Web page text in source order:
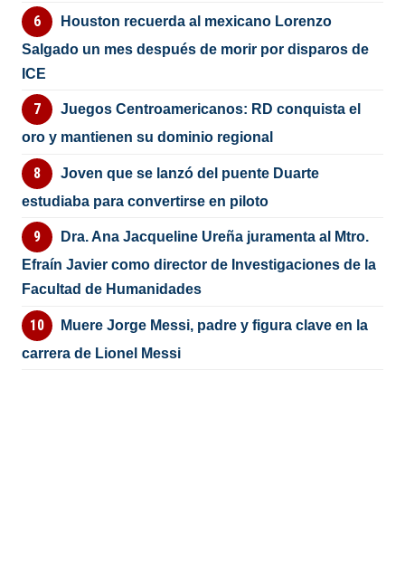
Houston recuerda al mexicano Lorenzo
Salgado un mes después de morir por disparos de
ICE
Juegos Centroamericanos: RD conquista el
oro y mantienen su dominio regional
Joven que se lanzó del puente Duarte
estudiaba para convertirse en piloto
Dra. Ana Jacqueline Ureña juramenta al Mtro.
Efraín Javier como director de Investigaciones de la
Facultad de Humanidades
Muere Jorge Messi, padre y figura clave en la
carrera de Lionel Messi